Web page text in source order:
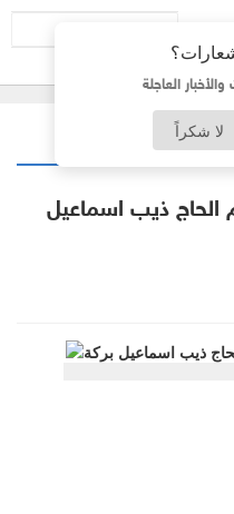
العاجلة
لا شكراً
الحاج ذيب اسماعيل